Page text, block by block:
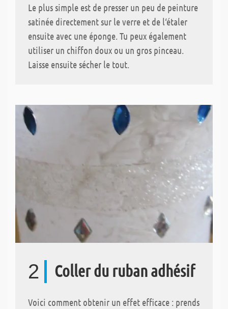
Le plus simple est de presser un peu de peinture
satinée directement sur le verre et de l‘étaler
ensuite avec une éponge. Tu peux également
utiliser un chiffon doux ou un gros pinceau.
Laisse ensuite sécher le tout.
2 Coller du ruban adhésif
Voici comment obtenir un effet efficace : prends